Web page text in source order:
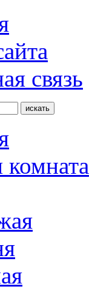
связь
комната